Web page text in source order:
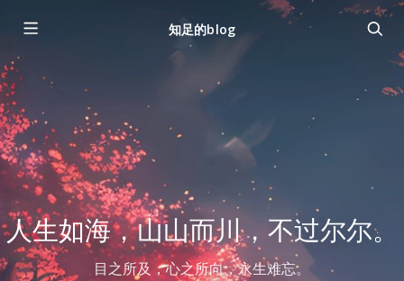
知足的blog
人生如海，山山而川，不过尔尔。
目之所及，心之所向，永生难忘。